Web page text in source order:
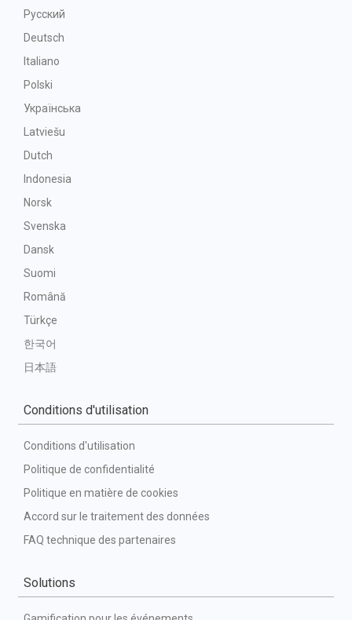
Русский
Deutsch
Italiano
Polski
Українська
Latviešu
Dutch
Indonesia
Norsk
Svenska
Dansk
Suomi
Română
Türkçe
한국어
日本語
Conditions d'utilisation
Conditions d'utilisation
Politique de confidentialité
Politique en matière de cookies
Accord sur le traitement des données
FAQ technique des partenaires
Solutions